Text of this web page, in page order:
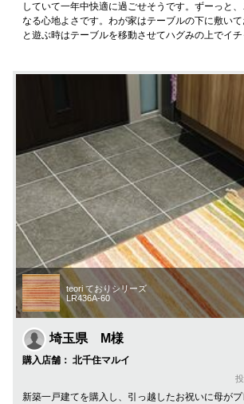
していて一年中快適に過ごせそうです。ずーっと
なる心地よさです。わが家はテーブルの下に敷い
と遊ぶ時はテーブルを移動させてハグみの上でイチ
teori ておりシリーズ
LR436A-60
埼玉県 M様
購入店舗： 北千住マルイ
新築一戸建てを購入し、引っ越したお祝いに母が